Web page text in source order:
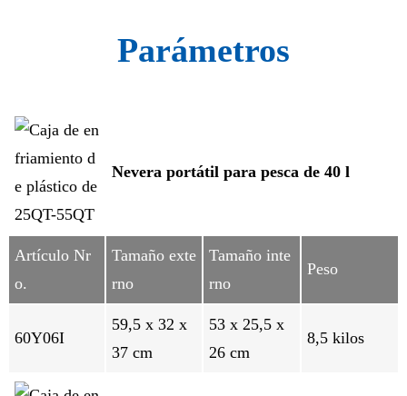
Parámetros
Nevera portátil para pesca de 40 l
Artículo Nr
o.
Tamaño exte
rno
Tamaño inte
rno
Peso
60Y06I
59,5 x 32 x
37 cm
53 x 25,5 x
26 cm
8,5 kilos